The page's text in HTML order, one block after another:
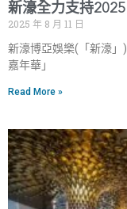
新濠全力支持
2025 年 8 月 11 日
新濠博亞娛樂(「新濠
嘉年華」
Read More »